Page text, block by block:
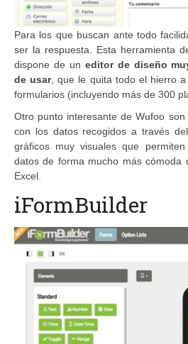
Para los que buscan ante todo
ser la respuesta. Esta herramienta
dispone de un editor de diseño
de usar, que le quita todo el hierro
formularios (incluyendo más de 300
Otro punto interesante de Wufoo son
con los datos recogidos a través
gráficos muy visuales que
datos de forma mucho más cómoda
Excel.
iFormBuilder